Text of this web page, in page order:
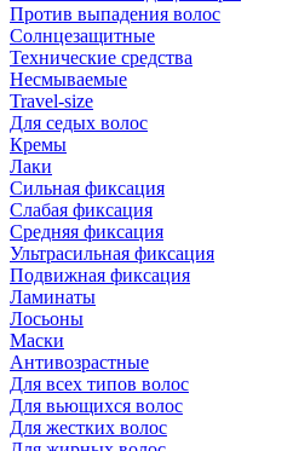
Против выпадения волос
Солнцезащитные
Технические средства
Несмываемые
Travel-size
Для седых волос
Кремы
Лаки
Сильная фиксация
Слабая фиксация
Средняя фиксация
Ультрасильная фиксация
Подвижная фиксация
Ламинаты
Лосьоны
Маски
Антивозрастные
Для всех типов волос
Для вьющихся волос
Для жестких волос